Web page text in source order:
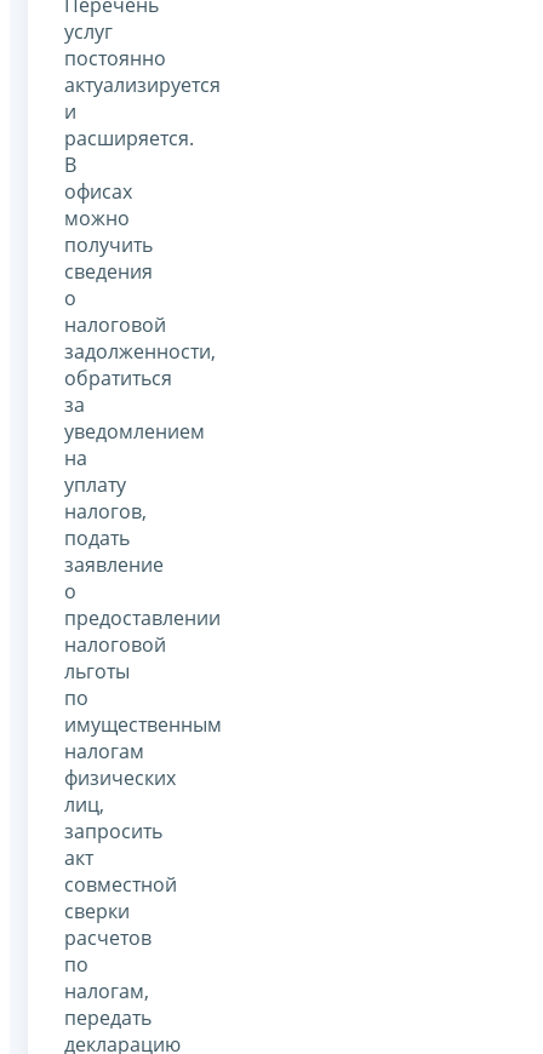
услуг
постоянно
актуализируется
и
расширяется.
В
офисах
можно
получить
сведения
о
налоговой
задолженности,
обратиться
за
уведомлением
на
уплату
налогов,
подать
заявление
о
предоставлении
налоговой
льготы
по
имущественным
налогам
физических
лиц,
запросить
акт
совместной
сверки
расчетов
по
налогам,
передать
декларацию